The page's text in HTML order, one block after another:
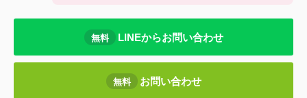
無料 LINEからお問い合わせ
無料 お問い合わせ